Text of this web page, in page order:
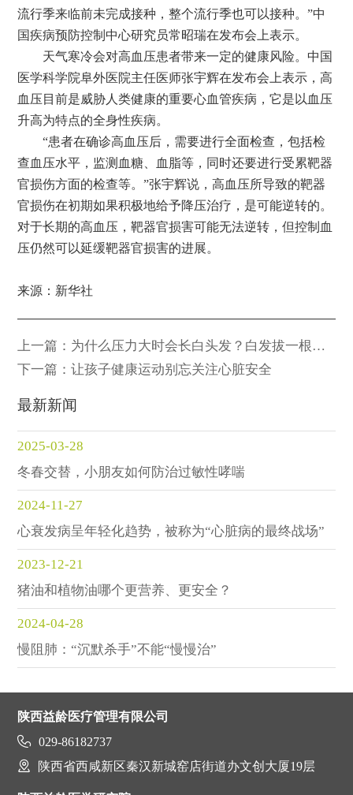
流行季来临前未完成接种，整个流行季也可以接种。”中
国疾病预防控制中心研究员常昭瑞在发布会上表示。
天气寒冷会对高血压患者带来一定的健康风险。中国
医学科学院阜外医院主任医师张宇辉在发布会上表示，高
血压目前是威胁人类健康的重要心血管疾病，它是以血压
升高为特点的全身性疾病。
“患者在确诊高血压后，需要进行全面检查，包括检
查血压水平，监测血糖、血脂等，同时还要进行受累靶器
官损伤方面的检查等。”张宇辉说，高血压所导致的靶器
官损伤在初期如果积极地给予降压治疗，是可能逆转的。
对于长期的高血压，靶器官损害可能无法逆转，但控制血
压仍然可以延缓靶器官损害的进展。
来源：新华社
上一篇：为什么压力大时会长白头发？白发拔一根长
十根？
下一篇：让孩子健康运动别忘关注心脏安全
最新新闻
2025-03-28
冬春交替，小朋友如何防治过敏性哮喘
2024-11-27
心衰发病呈年轻化趋势，被称为“心脏病的最终战场”
2023-12-21
猪油和植物油哪个更营养、更安全？
2024-04-28
慢阻肺：“沉默杀手”不能“慢慢治”
陕西益龄医疗管理有限公司

029-86182737

陕西省西咸新区秦汉新城窑店街道办文创大厦19层